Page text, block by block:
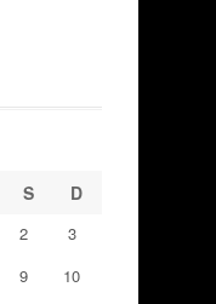
S D
2
3
9
10